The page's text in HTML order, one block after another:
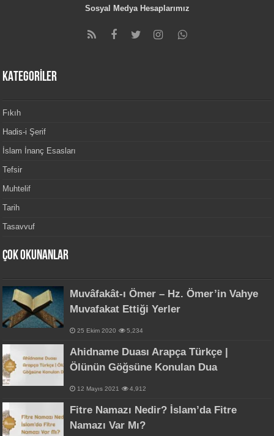
Sosyal Medya Hesaplarımız
KATEGORİLER
Fıkıh
Hadis-i Şerif
İslam İnanç Esasları
Tefsir
Muhtelif
Tarih
Tasavvuf
Çok Okunanlar
Muvâfakât-ı Ömer – Hz. Ömer’in Vahye
Muvafakat Ettiği Yerler
25 Ekim 2020 5,234
Ahidname Duası Arapça Türkçe |
Ölünün Göğsüne Konulan Dua
12 Mayıs 2021 4,912
Fitre Namazı Nedir? İslam’da Fitre
Namazı Var Mı?